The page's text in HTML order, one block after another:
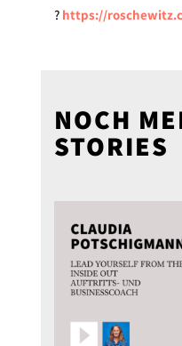
? https://
NOCH
STORIES